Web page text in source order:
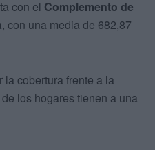
con el Complemento de
, con una media de 682,87
cobertura frente a la
los hogares tienen a una